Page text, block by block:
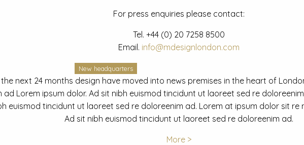
For press enquiries please contact:
Tel. +44 (0) 20 7258 8500
Email. info@mdesignlondon.com
New headquarters
next 24 months design have moved into news premises in the heart of
ad Lorem ipsum dolor. Ad sit nibh euismod tincidunt ut laoreet sed re
euismod tincidunt ut laoreet sed re doloreenim ad. Lorem at ipsum dolor sit
Ad sit nibh euismod tincidunt ut laoreet sed re doloreenim ad.
More >